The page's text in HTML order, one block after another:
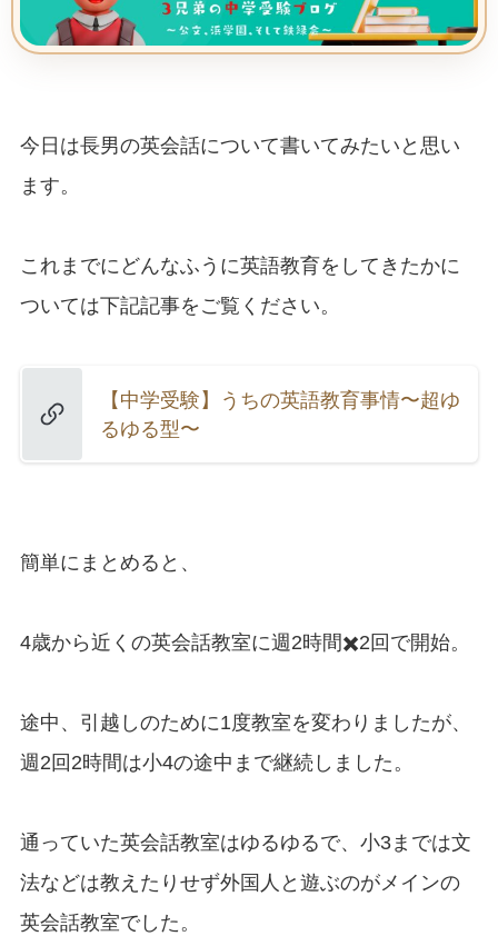
今日は長男の英会話について書いてみたいと思い
ます。
これまでにどんなふうに英語教育をしてきたかに
ついては下記記事をご覧ください。
【中学受験】うちの英語教育事情〜超ゆ
るゆる型〜
簡単にまとめると、
4歳から近くの英会話教室に週2時間✖️2回で開始。
途中、引越しのために1度教室を変わりましたが、
週2回2時間は小4の途中まで継続しました。
通っていた英会話教室はゆるゆるで、小3までは文
法などは教えたりせず外国人と遊ぶのがメインの
英会話教室でした。